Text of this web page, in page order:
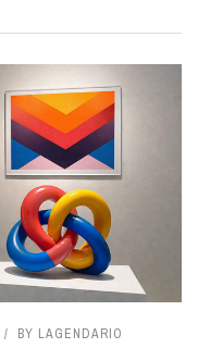
BY LAGENDARIO